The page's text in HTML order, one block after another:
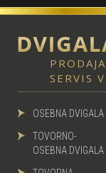
SERVIS
OSEBNA DVIGALA
TOVORNO-
OSEBNA DVIGALA